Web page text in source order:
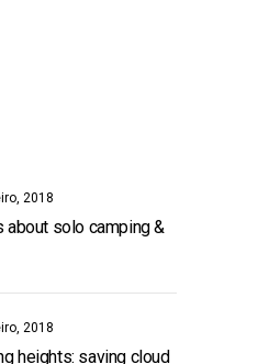
2018
about solo camping &
2018
heights: saving cloud